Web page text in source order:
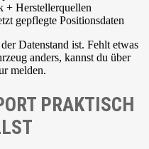
+ Herstellerquellen
gepflegte Positionsdaten
Datenstand ist. Fehlt etwas
anders, kannst du über
melden.
PRAKTISCH